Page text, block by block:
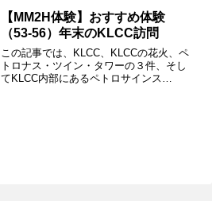
渡っています。全てGDPから落ちてしま
っているわけです。
【MM2H体験】おすすめ体験
（53-56）年末のKLCC訪問
この記事では、KLCC、KLCCの花火、ペ
トロナス・ツイン・タワーの３件、そし
てKLCC内部にあるペトロサインス